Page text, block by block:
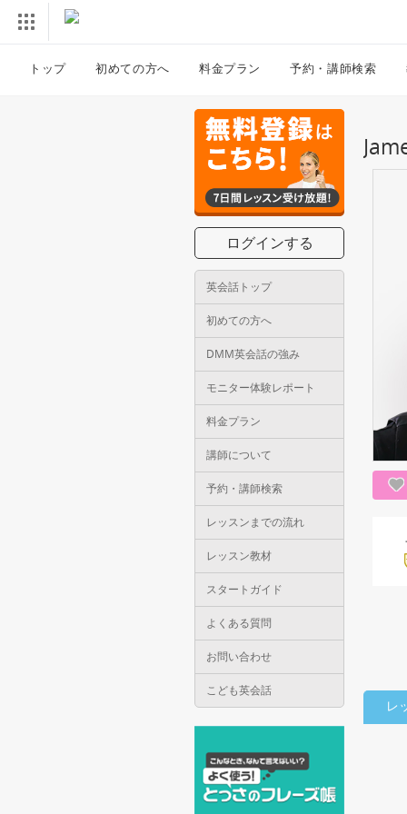
トップ 初めての方へ 料金プラン 予約・講師検索
ログインする
英会話トップ
初めての方へ
DMM英会話の強み
モニター体験レポート
料金プラン
講師について
予約・講師検索
レッスンまでの流れ
レッスン教材
スタートガイド
よくある質問
お問い合わせ
こども英会話
レ